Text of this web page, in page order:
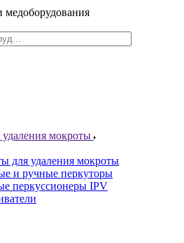
медоборудования
мокроты
для удаления мокроты
и ручные перкуторы
перкуссионеры IPV